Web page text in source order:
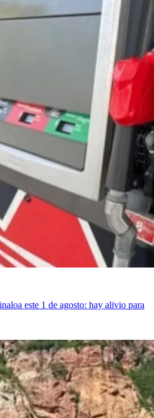
este 1 de agosto: hay alivio para